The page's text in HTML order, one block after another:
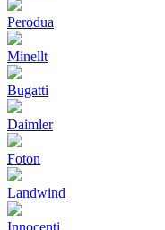
Perodua
Minellt
Bugatti
Daimler
Foton
Landwind
Innocenti